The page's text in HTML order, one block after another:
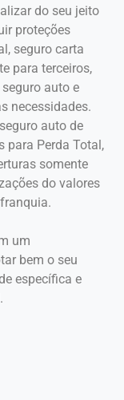
do seu jeito
proteções
seguro carta
para terceiros,
auto e
necessidades.
auto de
para Perda Total,
somente
do valores
um
bem o seu
específica e